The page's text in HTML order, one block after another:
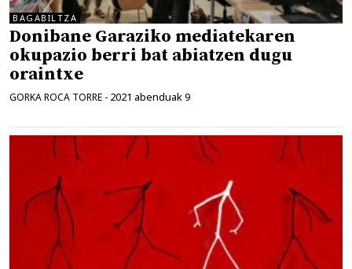
BAGABILTZA
Donibane Garaziko mediatekaren
okupazio berri bat abiatzen dugu
oraintxe
GORKA ROCA TORRE - 2021 abenduak 9